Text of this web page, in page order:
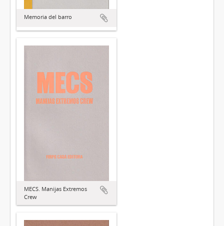
Memoria del barro
MECS. Manijas Extremos
Crew